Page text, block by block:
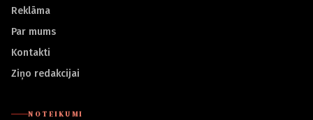
Reklāma
Par mums
Kontakti
Ziņo redakcijai
NOTEIKUMI